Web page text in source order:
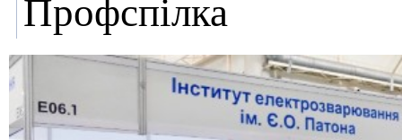
Профспілка